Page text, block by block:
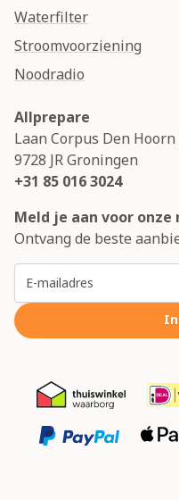
Waterfilter
Stroomvoorziening
Noodradio
Allprepare
Laan Corpus Den Hoorn
9728 JRGroningen
+31 85 016 3024
Meld je aan voor
Ontvang de beste